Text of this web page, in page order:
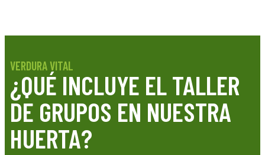
VERDURA VITAL
¿QUÉ INCLUYE EL TALLER
DE GRUPOS EN NUESTRA
HUERTA?